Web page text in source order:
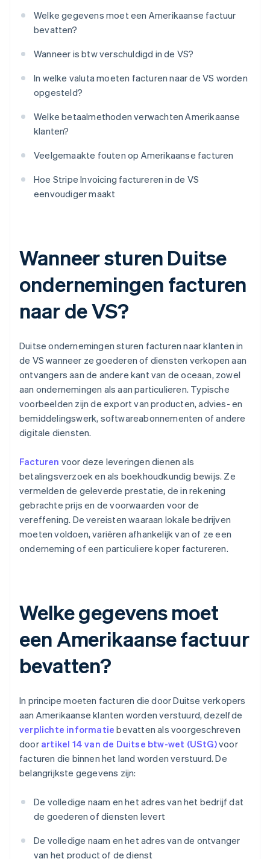
Welke gegevens moet een Amerikaanse factuur
bevatten?
Wanneer is btw verschuldigd in de VS?
In welke valuta moeten facturen naar de VS worden
opgesteld?
Welke betaalmethoden verwachten Amerikaanse
klanten?
Veelgemaakte fouten op Amerikaanse facturen
Hoe Stripe Invoicing factureren in de VS
eenvoudiger maakt
Wanneer sturen Duitse
ondernemingen facturen
naar de VS?
Duitse ondernemingen sturen facturen naar klanten in
de VS wanneer ze goederen of diensten verkopen aan
ontvangers aan de andere kant van de oceaan, zowel
aan ondernemingen als aan particulieren. Typische
voorbeelden zijn de export van producten, advies- en
bemiddelingswerk, softwareabonnementen of andere
digitale diensten.
Facturen voor deze leveringen dienen als
betalingsverzoek en als boekhoudkundig bewijs. Ze
vermelden de geleverde prestatie, de in rekening
gebrachte prijs en de voorwaarden voor de
vereffening. De vereisten waaraan lokale bedrijven
moeten voldoen, variëren afhankelijk van of ze een
onderneming of een particuliere koper factureren.
Welke gegevens moet
een Amerikaanse factuur
bevatten?
In principe moeten facturen die door Duitse verkopers
aan Amerikaanse klanten worden verstuurd, dezelfde
verplichte informatie bevatten als voorgeschreven
door artikel 14 van de Duitse btw-wet (UStG)voor
facturen die binnen het land worden verstuurd. De
belangrijkste gegevens zijn:
De volledige naam en het adres van het bedrijf dat
de goederen of diensten levert
De volledige naam en het adres van de ontvanger
van het product of de dienst